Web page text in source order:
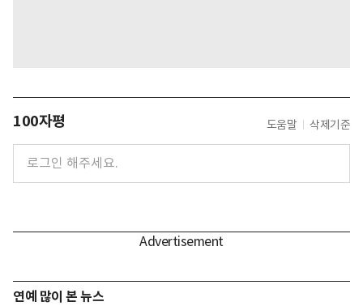
100자평 도움말 삭제기준
연예 많이 본 뉴스